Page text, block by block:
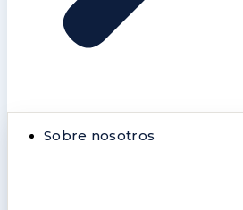
Sobre nosotros